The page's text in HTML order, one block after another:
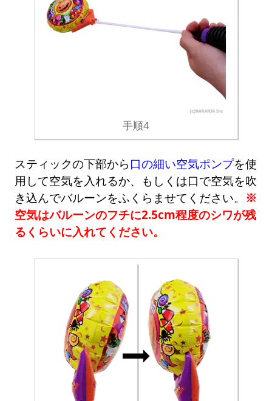
手順4
スティックの下部から 口の細い空気ポンプを使
用して空気を入れるか、もしくは口で空気を吹
き込んでバルーンをふくらませてください。 ※
空気はバルーンのフチに2.5cm程度のシワが残
るくらいに入れてください。